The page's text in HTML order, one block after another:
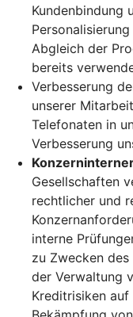
Kundenbindung
Abgleich der
bereits
Verbesserung
unserer
Telefonaten in
Verbesserung
Gesellschaften
rechtlicher und
interne
zu Zwecken
der Verwaltung
Kreditrisiken